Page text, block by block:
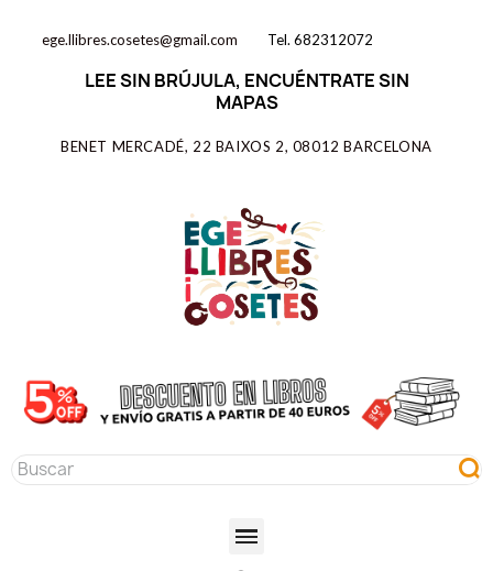
ege.llibres.cosetes@gmail.com Tel. 682312072
LEE SIN BRÚJULA, ENCUÉNTRATE SIN
MAPAS
BENET MERCADÉ, 22 BAIXOS 2, 08012 BARCELONA